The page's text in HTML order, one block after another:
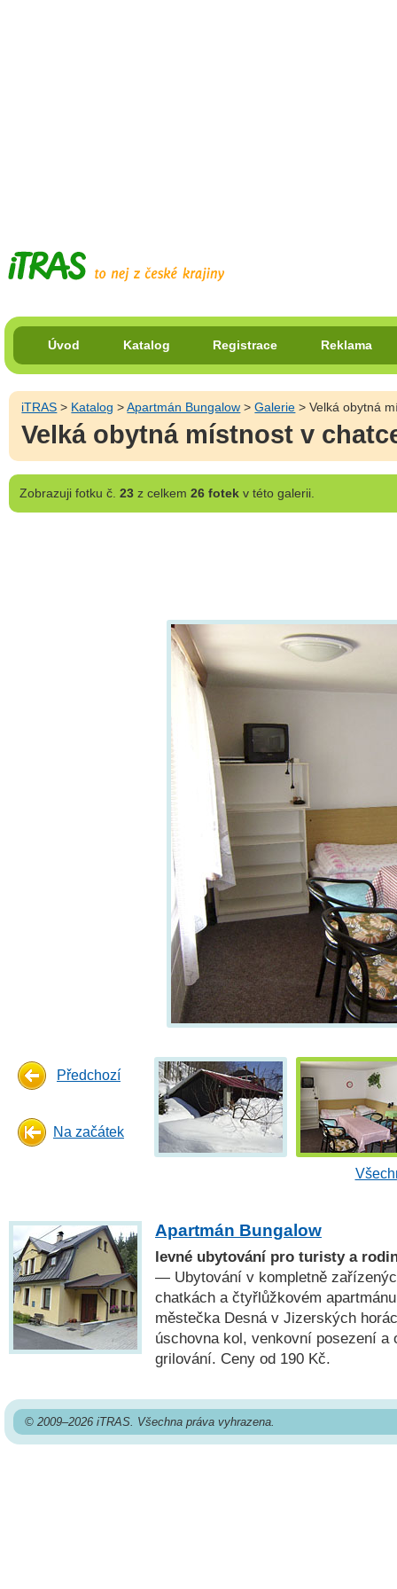
Úvod Katalog Registrace Reklama
iTRAS > Katalog >Apartmán Bungalow >Galerie > Velká obytná
Velká obytná místnost v
Zobrazujifotku č. 23z celkem 26 fotekv této galerii.
Předchozí
Na začátek
Apartmán Bungalow
levné ubytování pro turisty a
— Ubytování v kompletně
chatkách a čtyřlůžkovém
městečka Desná v Jizerských
úschovna kol, venkovní posezení a
grilování. Ceny od 190 Kč.
© 2009–2026 iTRAS. Všechna práva vyhrazena.